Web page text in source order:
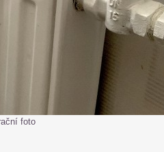
foto